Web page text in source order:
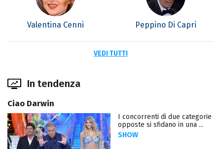
Valentina Cenni Peppino Di Capri
VEDI TUTTI
In tendenza
Ciao Darwin
I concorrenti di due categorie
opposte si sfidano in una ...
SHOW